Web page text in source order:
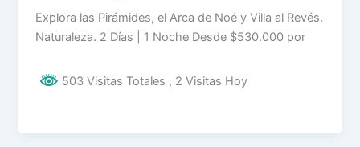
Explora las Pirámides, el Arca de Noé y Villa al Revés.
Naturaleza. 2 Días | 1 Noche Desde $530.000 por
503 Visitas Totales , 2 Visitas Hoy